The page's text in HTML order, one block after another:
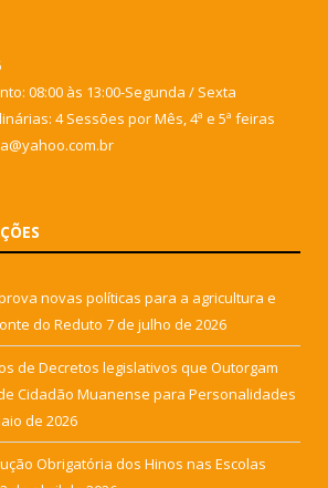
08:00 às 13:00-Segunda / Sexta
4 Sessões por Mês, 4ª e 5ª feiras
novas políticas para a agricultura e
do Reduto 7 de julho de 2026
de Decretos legislativos que Outorgam
Cidadão Muanense para Personalidades
de 2026
Obrigatória dos Hinos nas Escolas